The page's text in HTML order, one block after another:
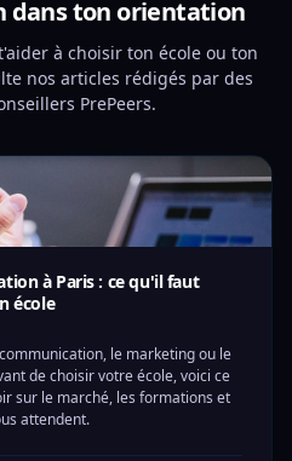
dans ton orientation
à choisir ton école ou ton
nos articles rédigés par des
PrePeers.
à Paris : ce qu'il faut
école
le marketing ou le
de choisir votre école, voici ce
sur le marché, les formations et
attendent.